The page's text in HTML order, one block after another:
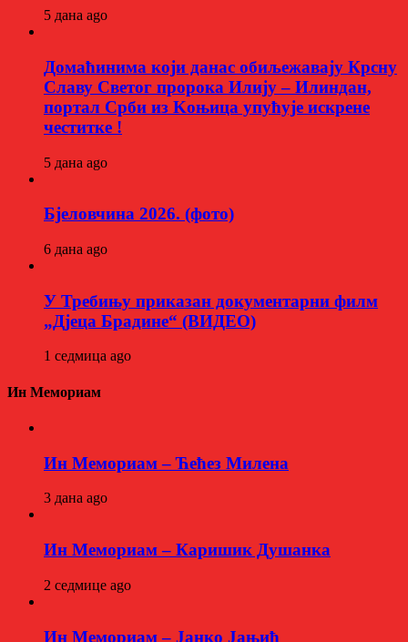
5 дана ago
Домаћинима који данас обиљежавају Крсну
Славу Светог пророка Илију – Илиндан,
портал Срби из Kоњица упућује искрене
честитке !
5 дана ago
Бјеловчина 2026. (фото)
6 дана ago
У Требињу приказан документарни филм
„Дјеца Брадине“ (ВИДЕО)
1 седмица ago
Ин Мемориам
Ин Мемориам – Ћећез Милена
3 дана ago
Ин Мемориам – Каришик Душанка
2 седмице ago
Ин Мемориам – Јанко Јањић